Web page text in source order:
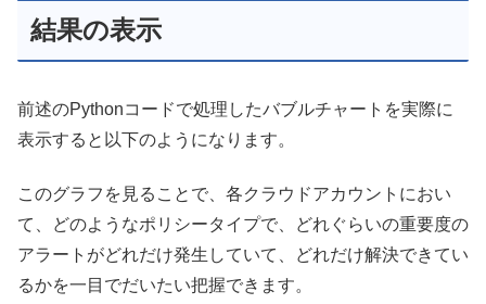
結果の表示
前述のPythonコードで処理したバブルチャートを実際に
表示すると以下のようになります。
このグラフを見ることで、各クラウドアカウントにおい
て、どのようなポリシータイプで、どれぐらいの重要度の
アラートがどれだけ発生していて、どれだけ解決できてい
るかを一目でだいたい把握できます。